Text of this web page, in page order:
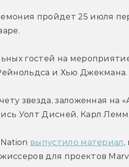
пройдет 25 июля
гостей на
и Хью Джекмана.
звезда, заложенная на
Уолт Дисней, Карл
выпустило материал ,
для проектов